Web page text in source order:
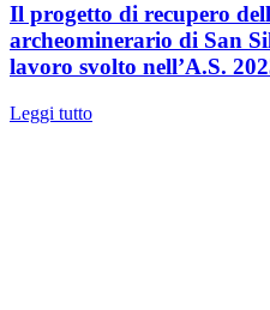
Il progetto di recupero
archeominerario di San
lavoro svolto nell’A.S.
Leggi tutto